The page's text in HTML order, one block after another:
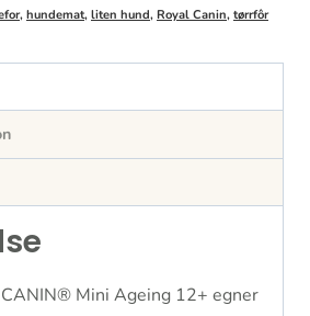
, hundemat, liten hund, Royal Canin, tørrfôr
Mini Ageing 12+ egner